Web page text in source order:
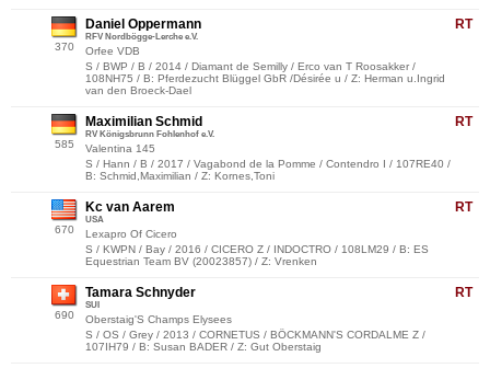
370
RT
Daniel Oppermann
RFV Nordbögge-Lerche e.V.
Orfee VDB
S / BWP / B / 2014 / Diamant de Semilly / Erco van T Roosakker /
108NH75 / B: Pferdezucht Blüggel GbR /Désirée u / Z: Herman u.Ingrid
van den Broeck-Dael
585
RT
Maximilian Schmid
RV Königsbrunn Fohlenhof e.V.
Valentina 145
S / Hann / B / 2017 / Vagabond de la Pomme / Contendro I / 107RE40 /
B: Schmid,Maximilian / Z: Kornes,Toni
670
RT
Kc van Aarem
USA
Lexapro Of Cicero
S / KWPN / Bay / 2016 / CICERO Z / INDOCTRO / 108LM29 / B: ES
Equestrian Team BV (20023857) / Z: Vrenken
690
RT
Tamara Schnyder
SUI
Oberstaig'S Champs Elysees
S / OS / Grey / 2013 / CORNETUS / BÖCKMANN'S CORDALME Z /
107IH79 / B: Susan BADER / Z: Gut Oberstaig